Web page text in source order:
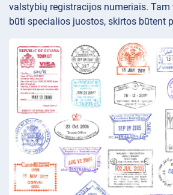
valstybių registracijos numeriais. Tam
būti specialios juostos, skirtos būtent